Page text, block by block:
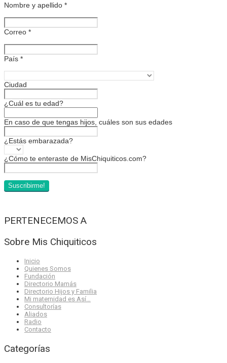
Nombre y apellido *
Correo *
País *
Ciudad
¿Cuál es tu edad?
En caso de que tengas hijos, cuáles son sus edades
¿Estás embarazada?
¿Cómo te enteraste de MisChiquiticos.com?
PERTENECEMOS A
Sobre Mis Chiquiticos
Inicio
Quienes Somos
Fundación
Directorio Mamás
Directorio Hijos y Familia
Mi maternidad es Así…
Consultorías
Aliados
Radio
Contacto
Categorías